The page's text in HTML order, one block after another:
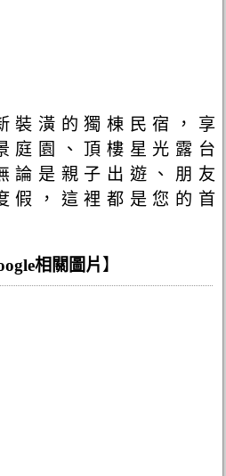
裝潢的獨棟民宿，享
庭園、頂樓星光露台
論是親子出遊、朋友
假，這裡都是您的首
相關圖片 】